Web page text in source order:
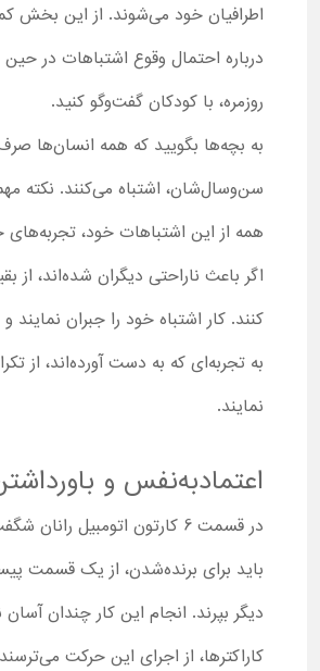
اطرافیان خود می‌شوند. از این بخش
درباره احتمال وقوع اشتباهات در حین
روزمره، با کودکان گفت‌وگو کنید.
به بچه‌ها بگویید که همه انسان‌ها
سن‌وسال‌شان، اشتباه می‌کنند. نکته
همه از این اشتباهات خود، تجربه‌های
اگر باعث ناراحتی دیگران شده‌اند، از
کنند. کار اشتباه خود را جبران نمایند
به تجربه‌ای که به دست آورده‌اند، از
نمایند.
اعتمادبه‌نفس و
در قسمت 6 کارتون اتومبیل
باید برای برنده‌شدن، از یک قسمت
دیگر بپرند. انجام این کار چندان
کاراکترها، از اجرای این حرکت